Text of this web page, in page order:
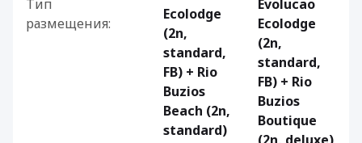
Тип
размещения:
Ecolodge
(2n,
standard,
FB) + Rio
Buzios
Beach (2n,
standard)
Evolucao
Ecolodge
(2n,
standard,
FB) + Rio
Buzios
Boutique